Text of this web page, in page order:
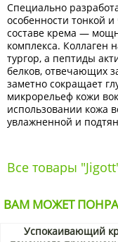
Специально
особенности тонкой и
составе крема —
комплекса. Коллаген
тургор, а пептиды
белков, отвечающих
заметно сокращает
микрорельеф кожи
использовании кожа
увлажненной и
Все товары
ВАМ МОЖЕТ
Успокаивающий